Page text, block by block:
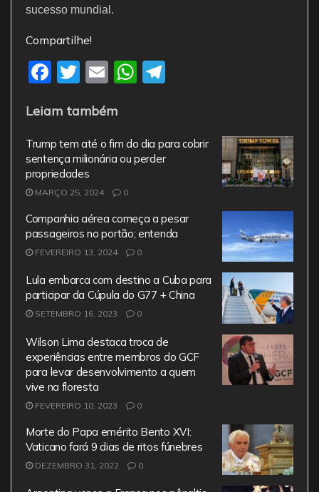
sucesso mundial.
Compartilhe!
F
c
e
b
o
o
k
T
itt
er
E
ai
l
W
s
A
p
gr
a
Leiam também
Trump tem até o fim do dia para cobrir
sentença milionária ou perder
propriedades
MARÇO 25, 2024 0
Companhia aérea começa a pesar
passageiros no portão; entenda
FEVEREIRO 13, 2024 0
Lula embarca com destino a Cuba para
participar da Cúpula do G77 + China
SETEMBRO 16, 2023 0
Wilson Lima destaca troca de
experiências entre membros do GCF
para levar desenvolvimento a quem
vive na floresta
FEVEREIRO 10, 2023 0
Morte do Papa emérito Bento XVI:
Vaticano fará 9 dias de ritos fúnebres
DEZEMBRO 31, 2022 0